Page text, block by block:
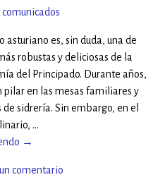
comunicados
asturiano es, sin duda, una de
robustas y deliciosas de la
del Principado. Durante años,
pilar en las mesas familiares y
de sidrería. Sin embargo, en el
…
→
comentario